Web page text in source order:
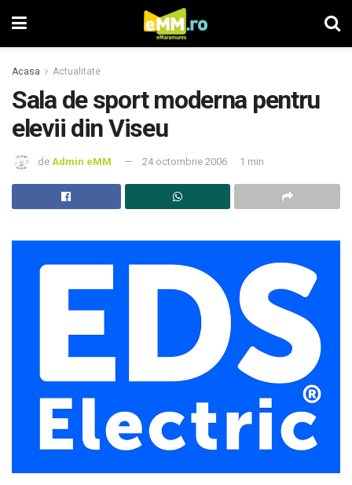
Acasa Actualitate
Sala de sport moderna pentru
elevii din Viseu
de Admin eMM 24 octombrie 2006 1 min